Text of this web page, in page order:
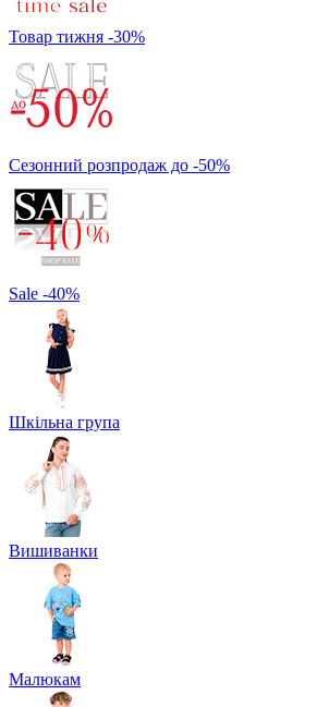
Товар тижня -30%
Сезонний розпродаж до -50%
Sale -40%
Шкільна група
Вишиванки
Малюкам